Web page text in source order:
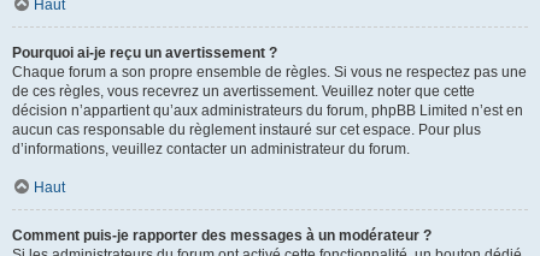
Haut
Pourquoi ai-je reçu un avertissement ?
Chaque forum a son propre ensemble de règles. Si vous ne respectez pas une
de ces règles, vous recevrez un avertissement. Veuillez noter que cette
décision n’appartient qu’aux administrateurs du forum, phpBB Limited n’est en
aucun cas responsable du règlement instauré sur cet espace. Pour plus
d’informations, veuillez contacter un administrateur du forum.
Haut
Comment puis-je rapporter des messages à un modérateur ?